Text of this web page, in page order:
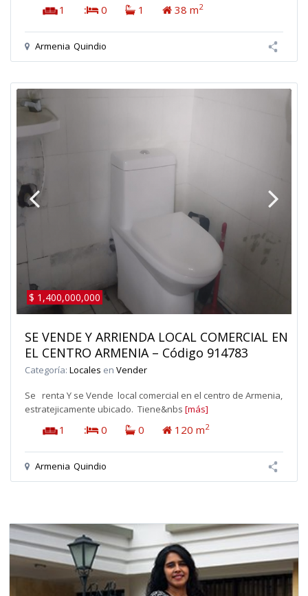
1 : 0 1 38 m2
Armenia Quindio
$ 1,400,000,000
SE VENDE Y ARRIENDA LOCAL COMERCIAL EN
EL CENTRO ARMENIA – Código 914783
Categoría: Locales en Vender
Se renta Y se Vende local comercial en el centro de Armenia,
estratejicamente ubicado. Tiene&nbs [más]
1 : 0 0 120 m2
Armenia Quindio